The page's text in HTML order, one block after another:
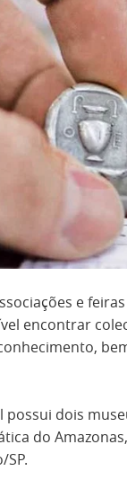
e
encontrar
possui dois
do
SP.